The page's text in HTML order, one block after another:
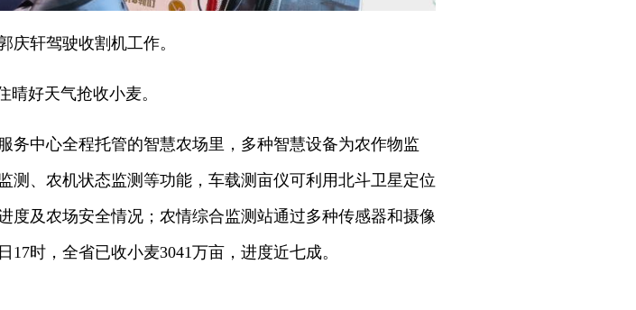
庆轩驾驶收割机工作。
晴好天气抢收小麦。
务中心全程托管的智慧农场里，多种智慧设备为农作物监
测、农机状态监测等功能，车载测亩仪可利用北斗卫星定位
度及农场安全情况；农情综合监测站通过多种传感器和摄像
时，全省已收小麦3041万亩，进度近七成。